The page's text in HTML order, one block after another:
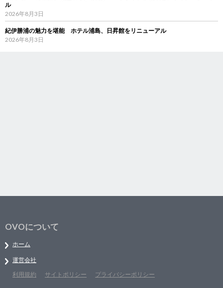
ル
2026年8月3日
紀伊勝浦の魅力を堪能 ホテル浦島、日昇館をリニューアル
2026年8月3日
OVOについて
ホーム
運営会社
利用規約
サイトポリシー プライバシーポリシー